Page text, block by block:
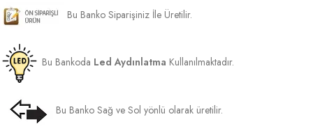
Bu Banko Siparişiniz İle Üretilir.
Bu Bankoda Led Aydınlatma Kullanılmaktadır.
Bu Banko Sağ ve Sol yönlü olarak üretilir.